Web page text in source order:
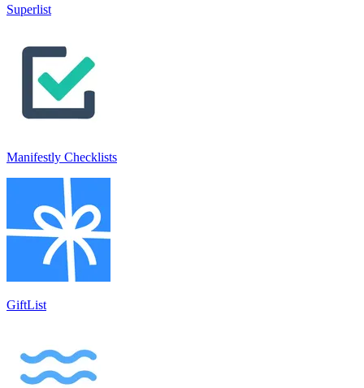
Superlist
Manifestly Checklists
GiftList